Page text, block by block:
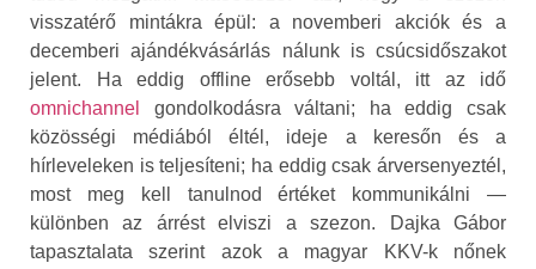
visszatérő mintákra épül: a novemberi akciók és a
decemberi ajándékvásárlás nálunk is csúcsidőszakot
jelent. Ha eddig offline erősebb voltál, itt az idő
omnichannel
gondolkodásra váltani; ha eddig csak
közösségi médiából éltél, ideje a keresőn és a
hírleveleken is teljesíteni; ha eddig csak árversenyeztél,
most meg kell tanulnod értéket kommunikálni —
különben az árrést elviszi a szezon. Dajka Gábor
tapasztalata szerint azok a magyar KKV-k nőnek